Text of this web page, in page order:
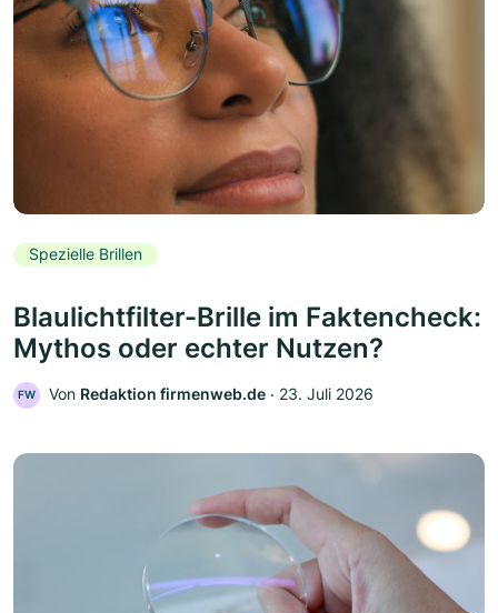
Spezielle Brillen
Blaulichtfilter-Brille im Faktencheck:
Mythos oder echter Nutzen?
FW Von Redaktion firmenweb.de ‧ 23. Juli 2026